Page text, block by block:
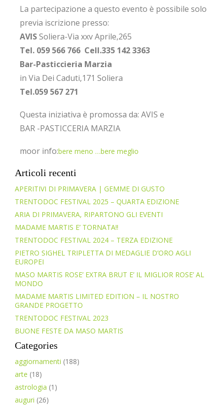
La partecipazione a questo evento è possibile solo
previa iscrizione presso:
AVISSoliera-Via xxv Aprile,265
Tel. 059 566 766 Cell.335 142 3363
Bar-Pasticcieria Marzia
in Via Dei Caduti,171 Soliera
Tel.059 567 271
Questa iniziativa è promossa da: AVIS e
BAR -PASTICCERIA MARZIA
moor info:bere meno …bere meglio
Articoli recenti
APERITIVI DI PRIMAVERA | GEMME DI GUSTO
TRENTODOC FESTIVAL 2025 – QUARTA EDIZIONE
ARIA DI PRIMAVERA, RIPARTONO GLI EVENTI
MADAME MARTIS E’ TORNATA!!
TRENTODOC FESTIVAL 2024 – TERZA EDIZIONE
PIETRO SIGHEL TRIPLETTA DI MEDAGLIE D’ORO AGLI
EUROPEI
MASO MARTIS ROSE’ EXTRA BRUT E’ IL MIGLIOR ROSE’ AL
MONDO
MADAME MARTIS LIMITED EDITION – IL NOSTRO
GRANDE PROGETTO
TRENTODOC FESTIVAL 2023
BUONE FESTE DA MASO MARTIS
Categories
aggiornamenti (188)
arte (18)
astrologia (1)
auguri (26)